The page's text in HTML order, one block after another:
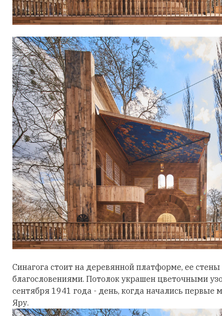
Синагога стоит на деревянной платформе, ее
благословениями. Потолок украшен цветочными
сентября 1941 года - день, когда начались первые
Яру.